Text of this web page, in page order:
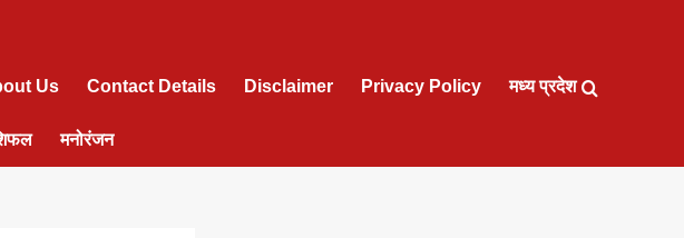
Us Contact Details Disclaimer Privacy Policy मध्य प्रदेश
मनोरंजन